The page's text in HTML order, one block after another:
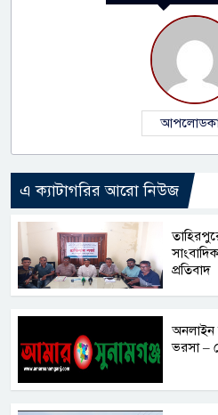
এ ক্যাটাগরির আরো নিউজ
প্রতিবাদ
অনলাইন
ভরসা –